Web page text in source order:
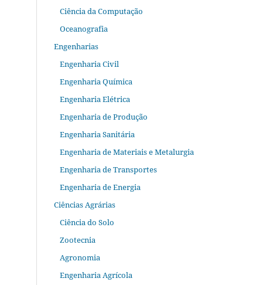
Ciência da Computação
Oceanografia
Engenharias
Engenharia Civil
Engenharia Química
Engenharia Elétrica
Engenharia de Produção
Engenharia Sanitária
Engenharia de Materiais e Metalurgia
Engenharia de Transportes
Engenharia de Energia
Ciências Agrárias
Ciência do Solo
Zootecnia
Agronomia
Engenharia Agrícola